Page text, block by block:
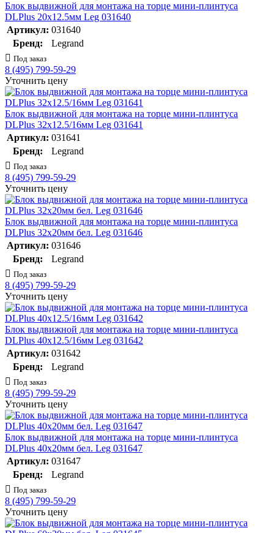
Блок выдвижной для монтажа на торце мини-плинтуса
DLPlus 20х12.5мм Leg 031640
Артикул: 031640
Бренд:
Legrand
Под заказ
8 (495) 799-59-29
Уточнить цену
Блок выдвижной для монтажа на торце мини-плинтуса
DLPlus 32х12.5/16мм Leg 031641
Артикул: 031641
Бренд:
Legrand
Под заказ
8 (495) 799-59-29
Уточнить цену
Блок выдвижной для монтажа на торце мини-плинтуса
DLPlus 32х20мм бел. Leg 031646
Артикул: 031646
Бренд:
Legrand
Под заказ
8 (495) 799-59-29
Уточнить цену
Блок выдвижной для монтажа на торце мини-плинтуса
DLPlus 40х12.5/16мм Leg 031642
Артикул: 031642
Бренд:
Legrand
Под заказ
8 (495) 799-59-29
Уточнить цену
Блок выдвижной для монтажа на торце мини-плинтуса
DLPlus 40х20мм бел. Leg 031647
Артикул: 031647
Бренд:
Legrand
Под заказ
8 (495) 799-59-29
Уточнить цену